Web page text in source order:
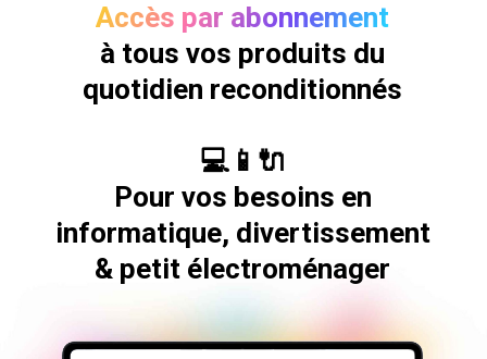
Accès par abonnement
à tous vos produits du
quotidien reconditionnés
💻📱🔌
Pour vos besoins en
informatique, divertissement
& petit électroménager